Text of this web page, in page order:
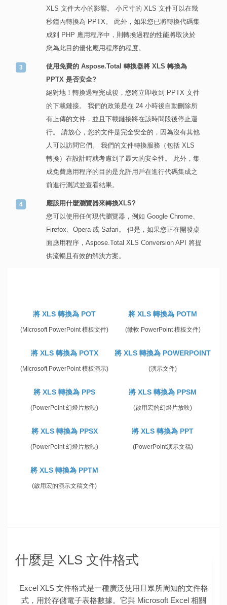
XLS 文件大小的影響。 小尺寸的 XLS 文件可以在幾
秒鐘內轉換為 PPTX。 此外，如果您已將轉換代碼集
成到 PHP 應用程序中，則轉換過程的性能將取決於
您為此目的優化應用程序的程度。
使用免費的 Aspose.Total 轉換器將 XLS 轉換為
PPTX 是否安全?
絕對地！轉換過程完成後，您將立即收到 PPTX 文件
的下載鏈接。 我們的政策是在 24 小時後自動刪除所
有上傳的文件，並且下載鏈接將在該時間段後停止運
行。 請放心，您的文件是完全安全的，因為沒有其他
人可以訪問它們。 我們的文件轉換服務（包括 XLS
轉換）在設計時就考慮到了最大的安全性。 此外，集
成免費應用程序的目的是允許用戶在進行代碼集成之
前進行測試並查看結果。
應該用什麼瀏覽器來轉換XLS?
您可以使用任何現代瀏覽器，例如 Google Chrome、
Firefox、Opera 或 Safari。 但是，如果您正在開發桌
面應用程序，Aspose.Total XLS Conversion API 將提
供流暢且有效的解決方案。
將 XLS 轉換為 POT
(Microsoft PowerPoint 模板文件)
將 XLS 轉換為 POTM
(微軟 PowerPoint 模板文件)
將 XLS 轉換為 POTX
(Microsoft PowerPoint 模板演示)
將 XLS 轉換為 POWERPOINT
(演示文件)
將 XLS 轉換為 PPS
(PowerPoint 幻燈片放映)
將 XLS 轉換為 PPSM
(啟用宏的幻燈片放映)
將 XLS 轉換為 PPSX
(PowerPoint 幻燈片放映)
將 XLS 轉換為 PPT
(PowerPoint演示文稿)
將 XLS 轉換為 PPTM
(啟用宏的演示文稿文件)
什麼是 XLS 文件格式
Excel XLS 文件格式是一種廣泛使用且眾所周知的文件格
式，用於存儲電子表格數據。它與 Microsoft Excel 相關